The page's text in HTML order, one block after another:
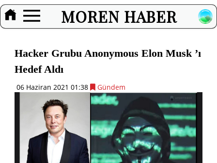
MOREN HABER
Hacker Grubu Anonymous Elon Musk ’ı
Hedef Aldı
06 Haziran 2021 01:38 Gündem